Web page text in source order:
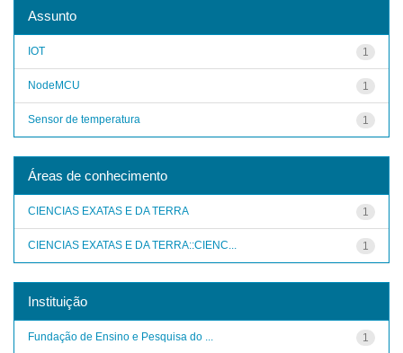
Assunto
1
IOT
1
NodeMCU
1
Sensor de temperatura
Áreas de conhecimento
1
CIENCIAS EXATAS E DA TERRA
1
CIENCIAS EXATAS E DA TERRA::CIENC...
Instituição
1
Fundação de Ensino e Pesquisa do ...